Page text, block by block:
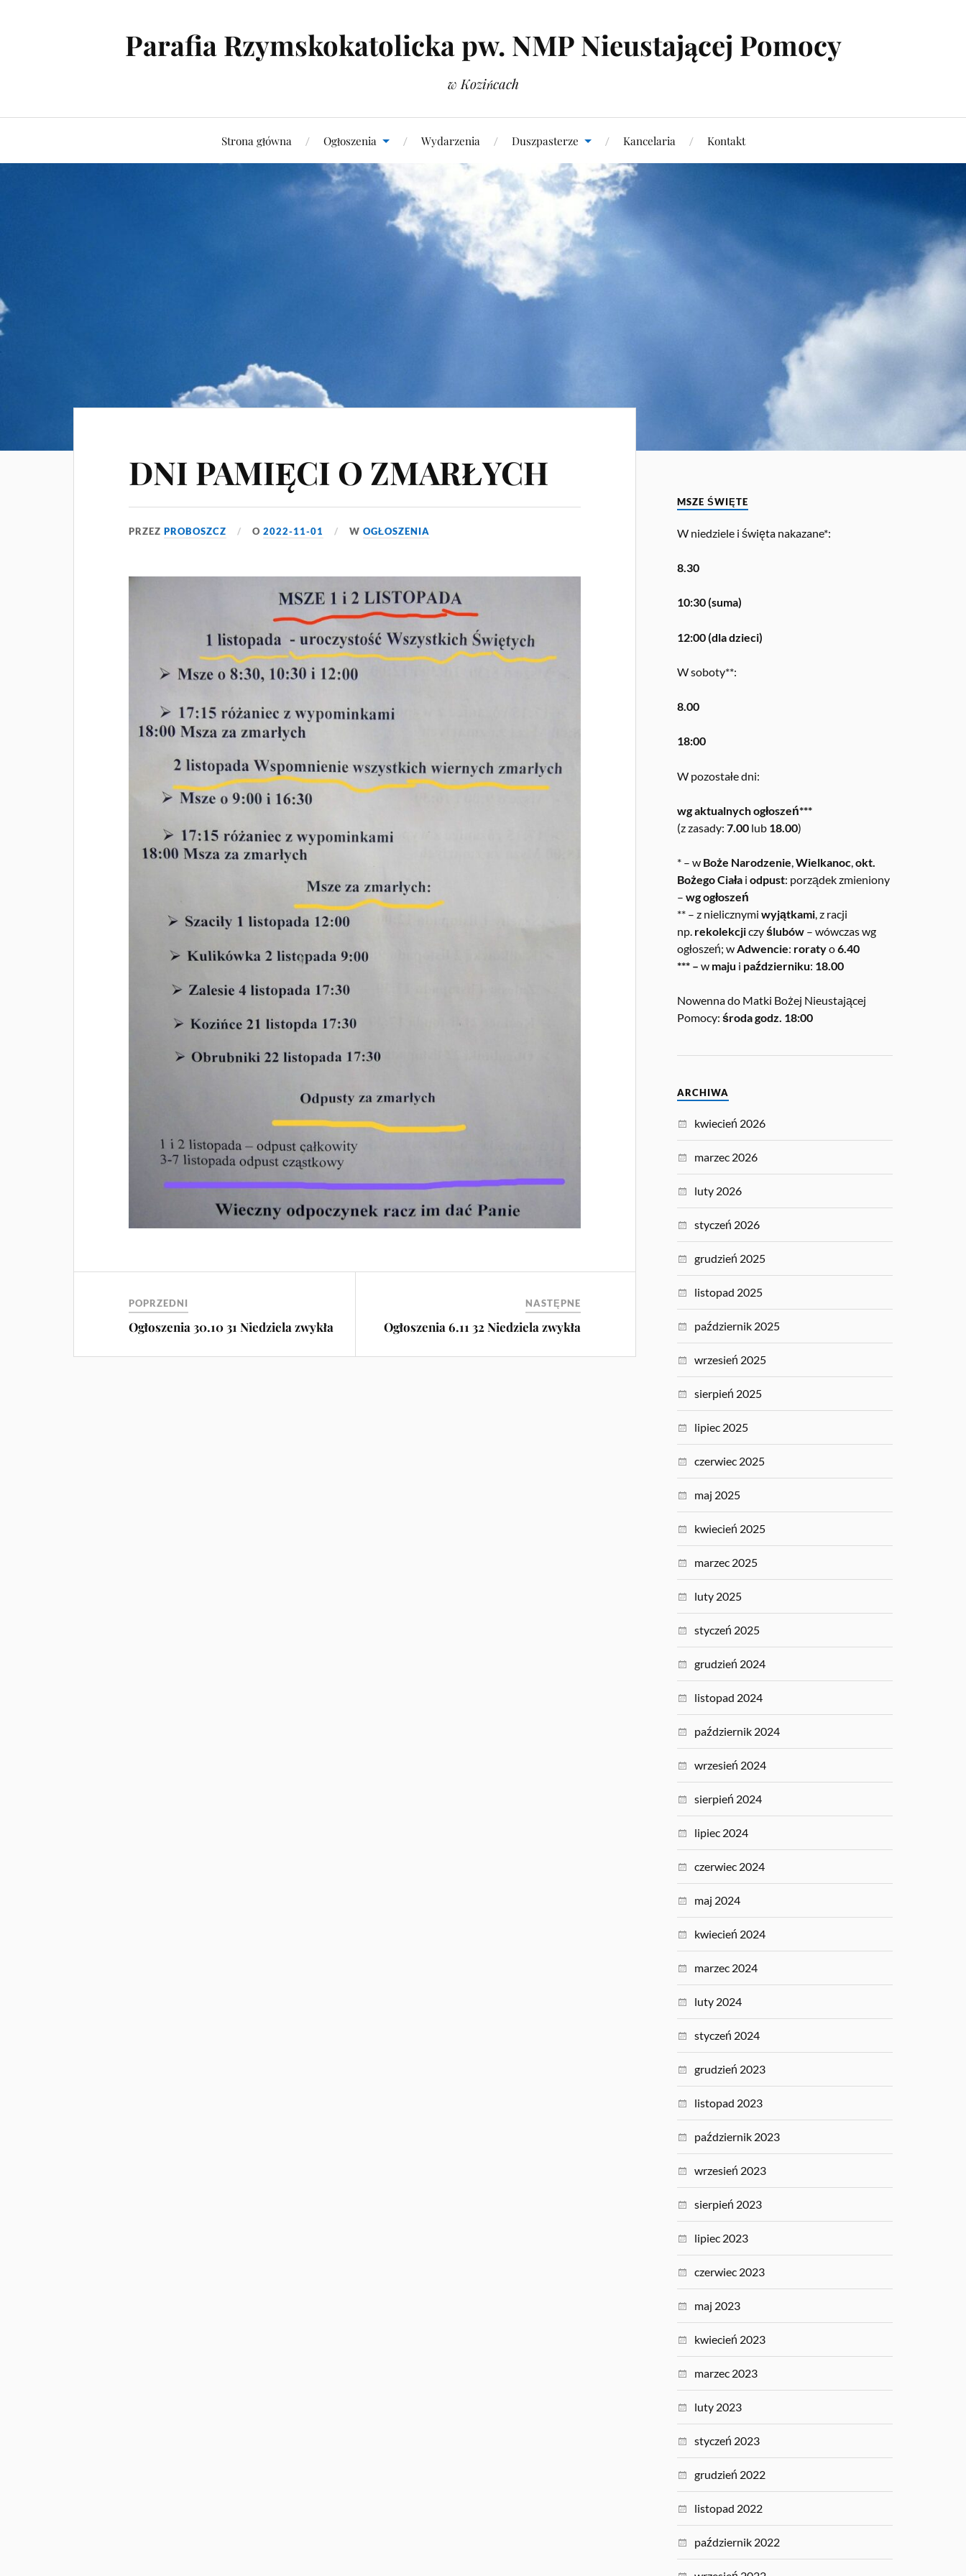
Parafia Rzymskokatolicka pw. NMP Nieustającej Pomocy
w Kozińcach
Strona główna Ogłoszenia Wydarzenia Duszpasterze Kancelaria Kontakt
DNI PAMIĘCI O ZMARŁYCH
PRZEZPROBOSZCZ O2022-11-01 WOGŁOSZENIA
POPRZEDNI
Ogłoszenia 30.10 31 Niedziela zwykła
NASTĘPNE
Ogłoszenia 6.11 32 Niedziela zwykła
MSZE ŚWIĘTE
W niedziele i święta nakazane*:
8.30
10:30 (suma)
12:00 (dla dzieci)
W soboty**:
8.00
18:00
W pozostałe dni:
wg aktualnych ogłoszeń***
(z zasady:7.00 lub 18.00)
* – w Boże Narodzenie,Wielkanoc,okt.
Bożego Ciała iodpust: porządek zmieniony
–wg ogłoszeń
** – z nielicznymiwyjątkami, z racji
np. rekolekcjiczyślubów – wówczas wg
ogłoszeń; wAdwencie: roratyo6.40
*** –w maju i październiku: 18.00
Nowenna do Matki Bożej Nieustającej
Pomocy:środa godz. 18:00
ARCHIWA
kwiecień 2026
marzec 2026
luty 2026
styczeń 2026
grudzień 2025
listopad 2025
październik 2025
wrzesień 2025
sierpień 2025
lipiec 2025
czerwiec 2025
maj 2025
kwiecień 2025
marzec 2025
luty 2025
styczeń 2025
grudzień 2024
listopad 2024
październik 2024
wrzesień 2024
sierpień 2024
lipiec 2024
czerwiec 2024
maj 2024
kwiecień 2024
marzec 2024
luty 2024
styczeń 2024
grudzień 2023
listopad 2023
październik 2023
wrzesień 2023
sierpień 2023
lipiec 2023
czerwiec 2023
maj 2023
kwiecień 2023
marzec 2023
luty 2023
styczeń 2023
grudzień 2022
listopad 2022
październik 2022